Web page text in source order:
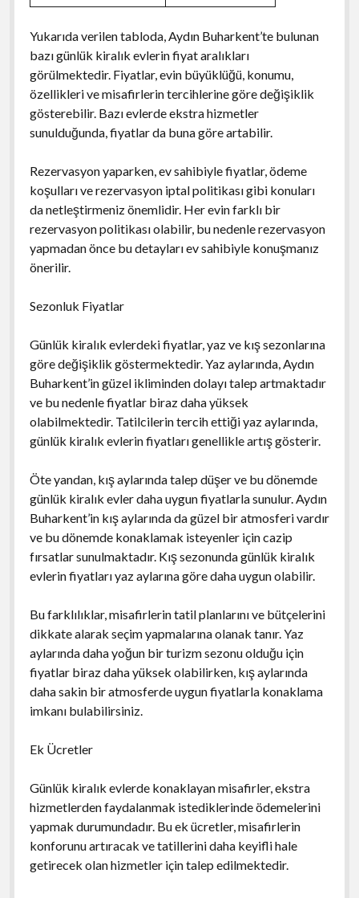
Yukarıda verilen tabloda, Aydın Buharkent’te bulunan
bazı günlük kiralık evlerin fiyat aralıkları
görülmektedir. Fiyatlar, evin büyüklüğü, konumu,
özellikleri ve misafirlerin tercihlerine göre değişiklik
gösterebilir. Bazı evlerde ekstra hizmetler
sunulduğunda, fiyatlar da buna göre artabilir.
Rezervasyon yaparken, ev sahibiyle fiyatlar, ödeme
koşulları ve rezervasyon iptal politikası gibi konuları
da netleştirmeniz önemlidir. Her evin farklı bir
rezervasyon politikası olabilir, bu nedenle rezervasyon
yapmadan önce bu detayları ev sahibiyle konuşmanız
önerilir.
Sezonluk Fiyatlar
Günlük kiralık evlerdeki fiyatlar, yaz ve kış sezonlarına
göre değişiklik göstermektedir. Yaz aylarında, Aydın
Buharkent’in güzel ikliminden dolayı talep artmaktadır
ve bu nedenle fiyatlar biraz daha yüksek
olabilmektedir. Tatilcilerin tercih ettiği yaz aylarında,
günlük kiralık evlerin fiyatları genellikle artış gösterir.
Öte yandan, kış aylarında talep düşer ve bu dönemde
günlük kiralık evler daha uygun fiyatlarla sunulur. Aydın
Buharkent’in kış aylarında da güzel bir atmosferi vardır
ve bu dönemde konaklamak isteyenler için cazip
fırsatlar sunulmaktadır. Kış sezonunda günlük kiralık
evlerin fiyatları yaz aylarına göre daha uygun olabilir.
Bu farklılıklar, misafirlerin tatil planlarını ve bütçelerini
dikkate alarak seçim yapmalarına olanak tanır. Yaz
aylarında daha yoğun bir turizm sezonu olduğu için
fiyatlar biraz daha yüksek olabilirken, kış aylarında
daha sakin bir atmosferde uygun fiyatlarla konaklama
imkanı bulabilirsiniz.
Ek Ücretler
Günlük kiralık evlerde konaklayan misafirler, ekstra
hizmetlerden faydalanmak istediklerinde ödemelerini
yapmak durumundadır. Bu ek ücretler, misafirlerin
konforunu artıracak ve tatillerini daha keyifli hale
getirecek olan hizmetler için talep edilmektedir.